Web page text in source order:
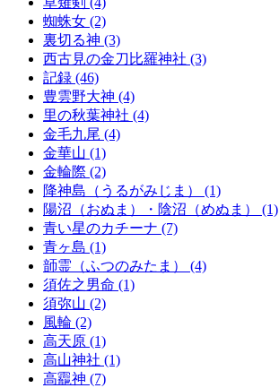
蜘蛛女 (2)
裏切る神 (3)
西古見の金刀比羅神社 (3)
記録 (46)
豊雲野大神 (4)
里の秋葉神社 (4)
金毛九尾 (4)
金華山 (1)
金輪際 (2)
降神島（うるがみじま） (1)
陽沼（おぬま）・陰沼（めぬま） (1)
青い星のカチーナ (7)
青ヶ島 (1)
韴霊（ふつのみたま） (4)
須佐之男命 (1)
須弥山 (2)
風輪 (2)
高天原 (1)
高山神社 (1)
高龗神 (7)